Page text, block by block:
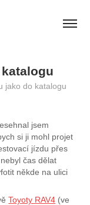
jako do katalogu
jsem
si ji mohl projet
jízdu přes
čas dělat
někde na ulici
Toyoty RAV4 (ve